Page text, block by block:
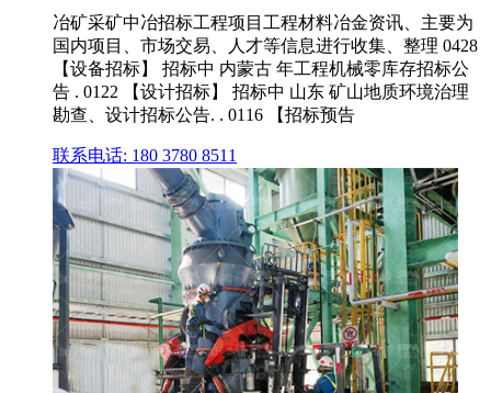
冶矿采矿中冶招标工程项目工程材料冶金资讯、主要为
国内项目、市场交易、人才等信息进行收集、整理 0428
【设备招标】 招标中 内蒙古 年工程机械零库存招标公
告 . 0122 【设计招标】 招标中 山东 矿山地质环境治理
勘查、设计招标公告. . 0116 【招标预告
联系电话: 180 3780 8511